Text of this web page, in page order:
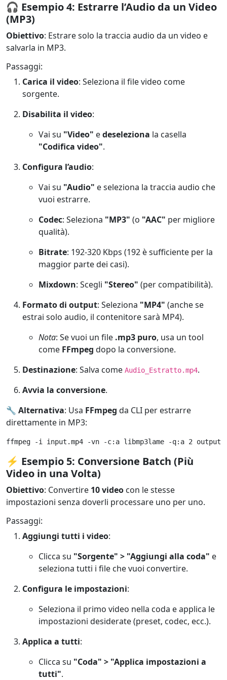
🎧 Esempio 4: Estrarre l’Audio da un Video
(MP3)
Obiettivo: Estrare solo la traccia audio da un video e
salvarla in MP3.
Passaggi:
Carica il video: Seleziona il file video come
sorgente.
Disabilita il video:
Vai su "Video" edeseleziona la casella
"Codifica video".
Configura l’audio:
Vai su "Audio" e seleziona la traccia audio che
vuoi estrarre.
Codec: Seleziona "MP3" (o "AAC" per migliore
qualità).
Bitrate: 192-320 Kbps (192 è sufficiente per la
maggior parte dei casi).
Mixdown: Scegli "Stereo" (per compatibilità).
Formato di output: Seleziona "MP4" (anche se
estrai solo audio, il contenitore sarà MP4).
Nota: Se vuoi un file .mp3 puro, usa un tool
come FFmpeg dopo la conversione.
Destinazione: Salva come Audio_Estratto.mp4.
Avvia la conversione.
🔧 Alternativa: Usa FFmpeg da CLI per estrarre
direttamente in MP3:
ffmpeg -i input.mp4 -vn -c:a libmp3lame -q:a 2
⚡ Esempio 5: Conversione Batch (Più
Video in una Volta)
Obiettivo: Convertire 10 video con le stesse
impostazioni senza doverli processare uno per uno.
Passaggi:
Aggiungi tutti i video:
Clicca su "Sorgente" > "Aggiungi alla coda" e
seleziona tutti i file che vuoi convertire.
Configura le impostazioni:
Seleziona il primo video nella coda e applica le
impostazioni desiderate (preset, codec, ecc.).
Applica a tutti:
Clicca su "Coda" > "Applica impostazioni a
tutti".